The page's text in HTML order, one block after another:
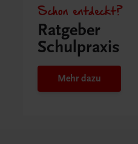
Schon entdeckt?
Ratgeber
Schulpraxis
Mehr dazu